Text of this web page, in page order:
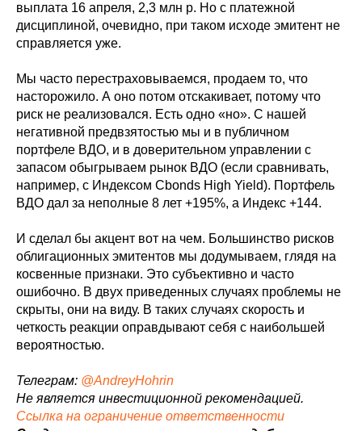
выплата 16 апреля, 2,3 млн р. Но с платежной
дисциплиной, очевидно, при таком исходе эмитент не
справляется уже.
Мы часто перестраховываемся, продаем то, что
насторожило. А оно потом отскакивает, потому что
риск не реализовался. Есть одно «но». С нашей
негативной предвзятостью мы и в публичном
портфеле ВДО, и в доверительном управлении с
запасом обыгрываем рынок ВДО (если сравнивать,
например, с Индексом Cbonds High Yield). Портфель
ВДО дал за неполные 8 лет +195%, а Индекс +144.
И сделал бы акцент вот на чем. Большинство рисков
облигационных эмитентов мы додумываем, глядя на
косвенные признаки. Это субъективно и часто
ошибочно. В двух приведенных случаях проблемы не
скрыты, они на виду. В таких случаях скорость и
четкость реакции оправдывают себя с наибольшей
вероятностью.
Телеграм: @AndreyHohrin
Не является инвестиционной рекомендацией.
Ссылка на ограничение ответственности